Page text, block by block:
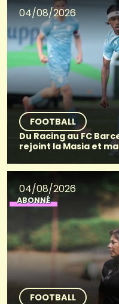
04/08/2026
FOOTBALL
Du Racing au FC
rejoint la Masia et
04/08/2026
ABONNÉ
FOOTBALL